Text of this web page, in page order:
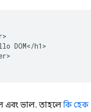
DOM</h1>
এবং ভাল. তাহলেকি হেক